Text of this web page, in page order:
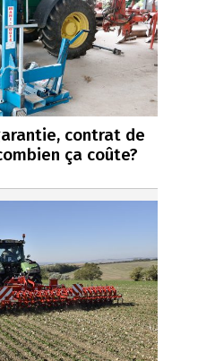
contrat de
ça coûte?